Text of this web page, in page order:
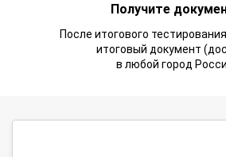
Получите
После итогового
итоговый документ
в любой город